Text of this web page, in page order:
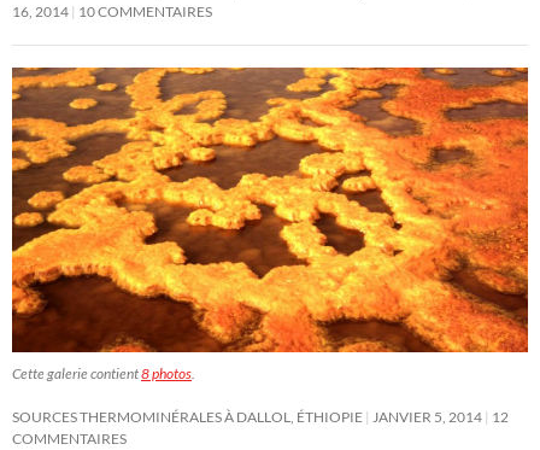
16, 2014 10 COMMENTAIRES
Cette galerie contient8 photos.
SOURCES THERMOMINÉRALES À DALLOL, ÉTHIOPIE JANVIER 5, 2014 12
COMMENTAIRES